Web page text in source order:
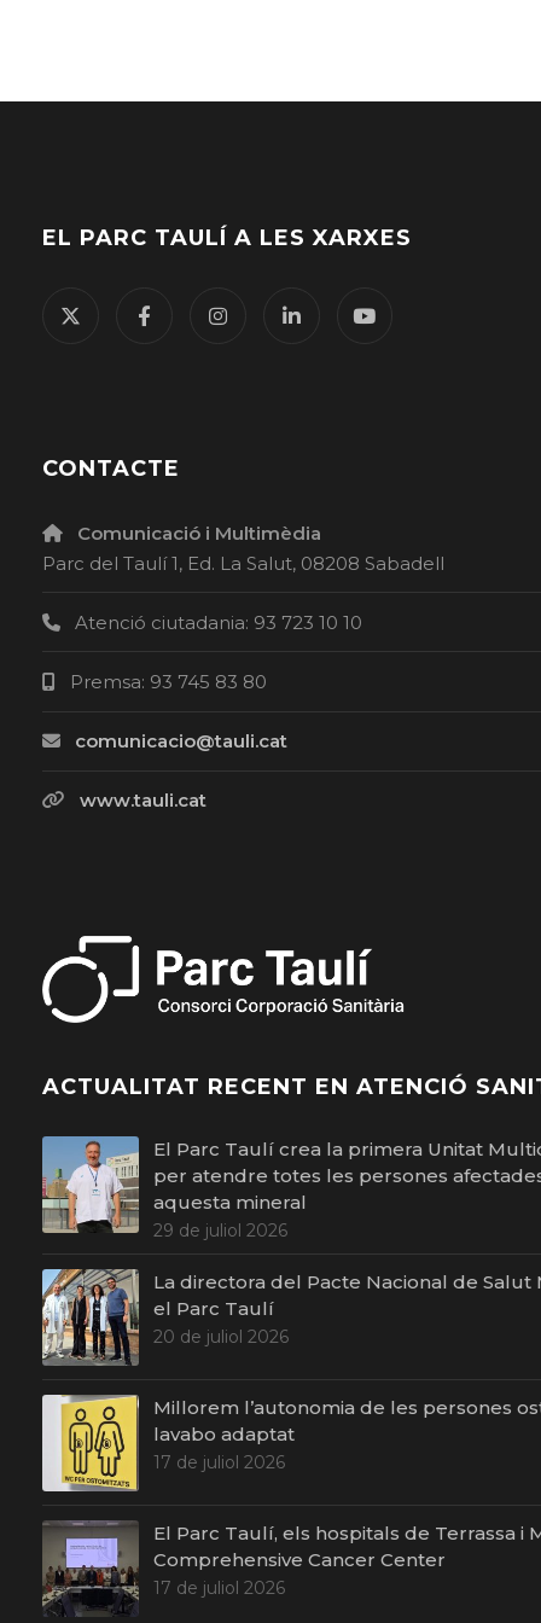
paraula
EL PARC TAULÍ A LES XARXES
CONTACTE
Comunicació i Multimèdia
Parc del Taulí 1, Ed. La Salut, 08208 Sabadell
Atenció ciutadania: 93 723 10 10
Premsa: 93 745 83 80
comunicacio@tauli.cat
www.tauli.cat
ACTUALITAT RECENT EN ATENCIÓ
El Parc Taulí crea la primera Unitat
per atendre totes les persones
aquesta mineral
29 de juliol 2026
La directora del Pacte Nacional de Salut
el Parc Taulí
20 de juliol 2026
Millorem l’autonomia de les persones
lavabo adaptat
17 de juliol 2026
El Parc Taulí, els hospitals de Terrassa i
Comprehensive Cancer Center
17 de juliol 2026